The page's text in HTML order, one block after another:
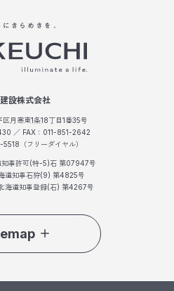
設株式会社
月寒東1条18丁目1番35号
／ FAX：011-851-2642
（フリーダイヤル）
知事許可(特-5)石 第07947号
道知事石狩(9) 第4825号
海道知事登録(石) 第4267号